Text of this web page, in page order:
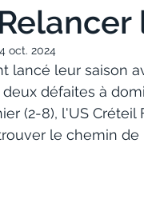
oct. 2024
lancé leur saison
défaites à
(2-8), l'US
le chemin